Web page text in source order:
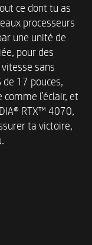
ce dont tu as
processeurs
une unité de
pour des
sans
de 17 pouces,
l’éclair, et
RTX™ 4070,
ta victoire,